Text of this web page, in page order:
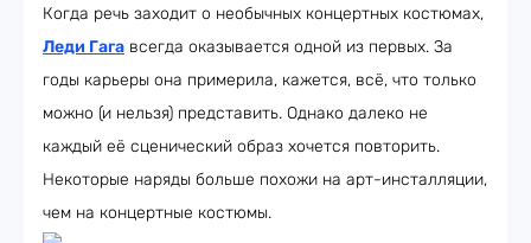
Когда речь заходит о необычных концертных костюмах,
Леди Гага всегда оказывается одной из первых. За
годы карьеры она примерила, кажется, всё, что только
можно (и нельзя) представить. Однако далеко не
каждый её сценический образ хочется повторить.
Некоторые наряды больше похожи на арт-инсталляции,
чем на концертные костюмы.